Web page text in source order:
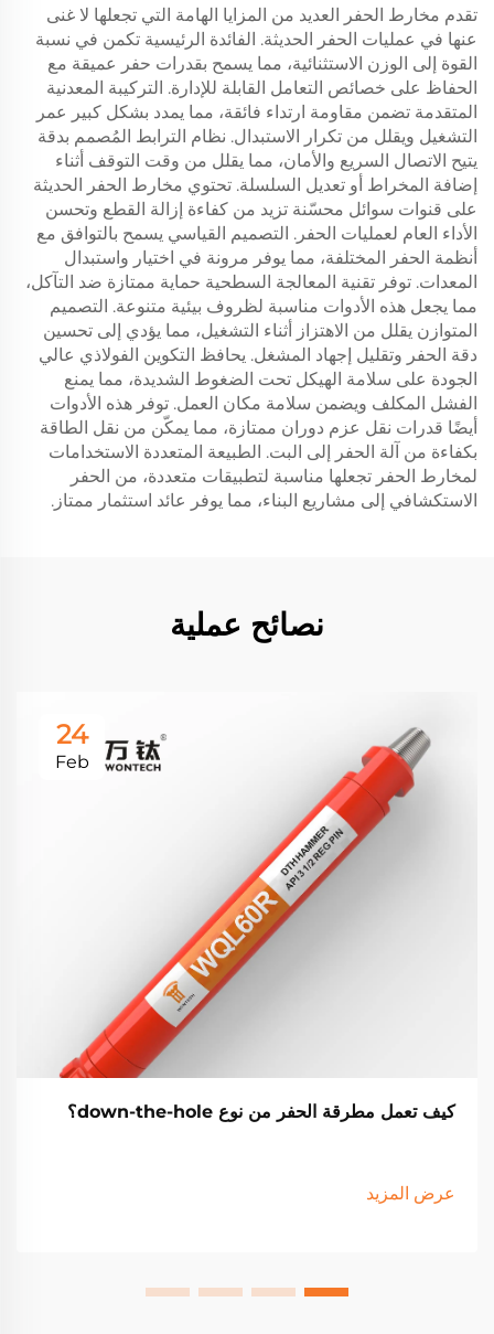
تقدم مخارط الحفر العديد من المزايا الهامة التي تجعلها لا غنى
عنها في عمليات الحفر الحديثة. الفائدة الرئيسية تكمن في نسبة
القوة إلى الوزن الاستثنائية، مما يسمح بقدرات حفر عميقة مع
الحفاظ على خصائص التعامل القابلة للإدارة. التركيبة المعدنية
المتقدمة تضمن مقاومة ارتداء فائقة، مما يمدد بشكل كبير عمر
التشغيل ويقلل من تكرار الاستبدال. نظام الترابط المُصمم بدقة
يتيح الاتصال السريع والأمان، مما يقلل من وقت التوقف أثناء
إضافة المخراط أو تعديل السلسلة. تحتوي مخارط الحفر الحديثة
على قنوات سوائل محسّنة تزيد من كفاءة إزالة القطع وتحسن
الأداء العام لعمليات الحفر. التصميم القياسي يسمح بالتوافق مع
أنظمة الحفر المختلفة، مما يوفر مرونة في اختيار واستبدال
المعدات. توفر تقنية المعالجة السطحية حماية ممتازة ضد التآكل،
مما يجعل هذه الأدوات مناسبة لظروف بيئية متنوعة. التصميم
المتوازن يقلل من الاهتزاز أثناء التشغيل، مما يؤدي إلى تحسين
دقة الحفر وتقليل إجهاد المشغل. يحافظ التكوين الفولاذي عالي
الجودة على سلامة الهيكل تحت الضغوط الشديدة، مما يمنع
الفشل المكلف ويضمن سلامة مكان العمل. توفر هذه الأدوات
أيضًا قدرات نقل عزم دوران ممتازة، مما يمكّن من نقل الطاقة
بكفاءة من آلة الحفر إلى البت. الطبيعة المتعددة الاستخدامات
لمخارط الحفر تجعلها مناسبة لتطبيقات متعددة، من الحفر
الاستكشافي إلى مشاريع البناء، مما يوفر عائد استثمار ممتاز.
نصائح عملية
24
Feb
كيف تعمل مطرقة الحفر من نوع down-the-hole؟
عرض المزيد